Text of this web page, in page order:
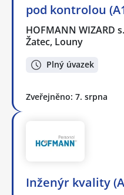
pod kontrolou
HOFMANN WIZARD
Žatec, Louny
Plný úvazek
Zveřejněno: 7. srpna
Inženýr kvality